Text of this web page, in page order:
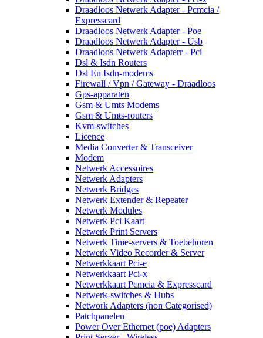
Draadloos Netwerk Adapter - Pcmcia /
Expresscard
Draadloos Netwerk Adapter - Poe
Draadloos Netwerk Adapter - Usb
Draadloos Netwerk Adapterr - Pci
Dsl & Isdn Routers
Dsl En Isdn-modems
Firewall / Vpn / Gateway - Draadloos
Gps-apparaten
Gsm & Umts Modems
Gsm & Umts-routers
Kvm-switches
Licence
Media Converter & Transceiver
Modem
Netwerk Accessoires
Netwerk Adapters
Netwerk Bridges
Netwerk Extender & Repeater
Netwerk Modules
Netwerk Pci Kaart
Netwerk Print Servers
Netwerk Time-servers & Toebehoren
Netwerk Video Recorder & Server
Netwerkkaart Pci-e
Netwerkkaart Pci-x
Netwerkkaart Pcmcia & Expresscard
Netwerk-switches & Hubs
Network Adapters (non Categorised)
Patchpanelen
Power Over Ethernet (poe) Adapters